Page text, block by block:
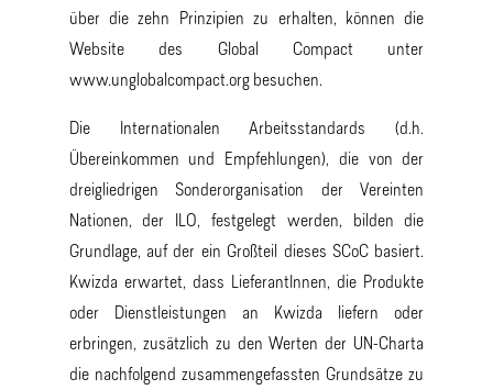
über die zehn Prinzipien zu erhalten, können die
Website des Global Compact unter
www.unglobalcompact.org besuchen.
Die Internationalen Arbeitsstandards (d.h.
Übereinkommen und Empfehlungen), die von der
dreigliedrigen Sonderorganisation der Vereinten
Nationen, der ILO, festgelegt werden, bilden die
Grundlage, auf der ein Großteil dieses SCoC basiert.
Kwizda erwartet, dass LieferantInnen, die Produkte
oder Dienstleistungen an Kwizda liefern oder
erbringen, zusätzlich zu den Werten der UN-Charta
die nachfolgend zusammengefassten Grundsätze zu